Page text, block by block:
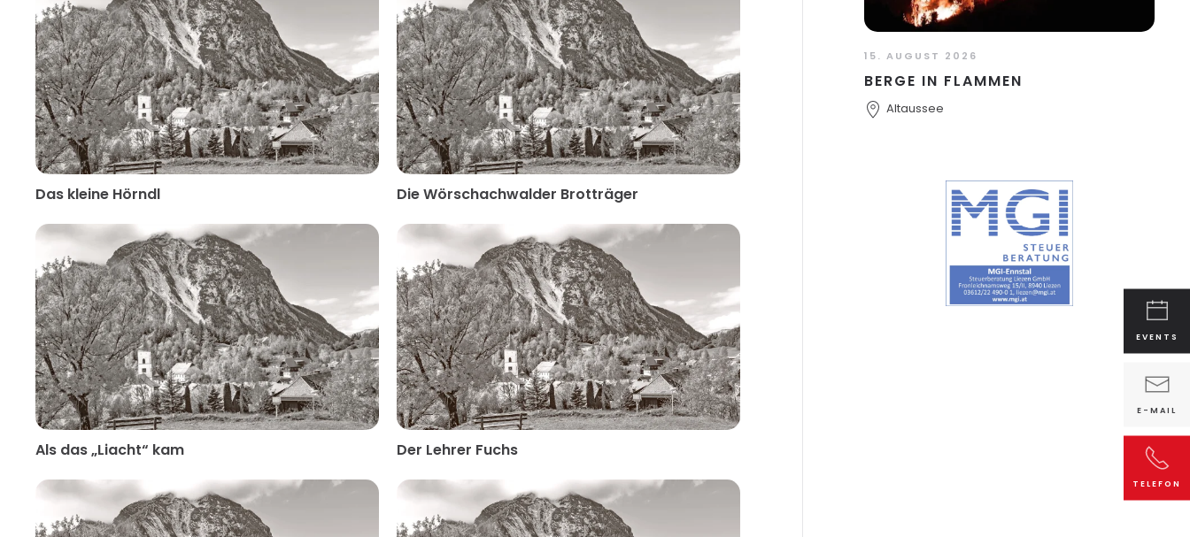
Das kleine Hörndl Die Wörschachwalder Brotträger
Als das „Liacht“ kam Der Lehrer Fuchs
15. AUGUST 2026
BERGE IN FLAMMEN
Altaussee
EVENTS
E-MAIL
TELEFON